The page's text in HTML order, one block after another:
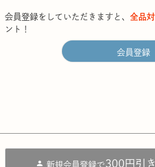
会員登録をしていただきますと、 全品
ント！
会員登録
新規会員登録で300円引き